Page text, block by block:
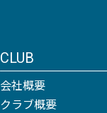
CLUB
会社概要
クラブ概要